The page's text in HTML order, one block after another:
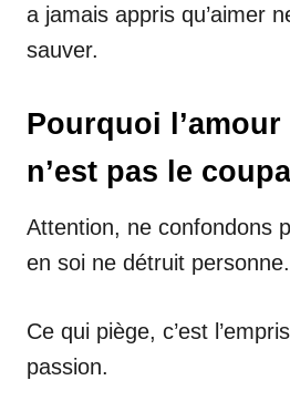
a jamais appris qu’aimer
sauver.
Pourquoi l’amour
n’est pas le
Attention, ne confondons
en soi ne détruit personne.
Ce qui piège, c’est
passion.